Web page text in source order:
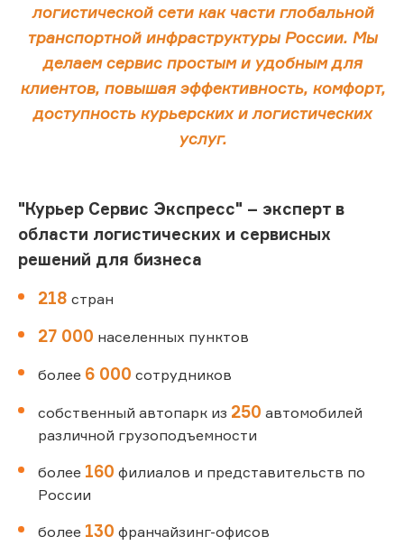
логистической сети как части глобальной
транспортной инфраструктуры России. Мы
делаем сервис простым и удобным для
клиентов, повышая эффективность, комфорт,
доступность курьерских и логистических
услуг.
"Курьер Сервис Экспресс" – эксперт в
области логистических и сервисных
решений для бизнеса
218 стран
27 000 населенных пунктов
более 6 000 сотрудников
собственный автопарк из 250 автомобилей
различной грузоподъемности
более 160 филиалов и представительств по
России
более 130 франчайзинг-офисов